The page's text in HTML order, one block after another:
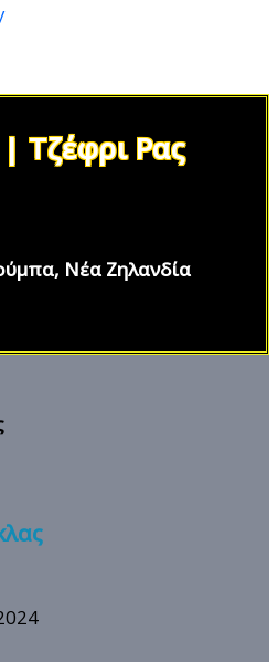
Τζέφρι Ρας
Νέα Ζηλανδία